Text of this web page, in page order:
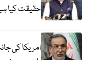
حقیقت کیا
امریکا کی